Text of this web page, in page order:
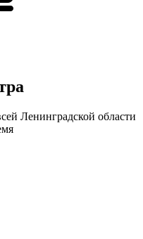
Ленинградской области